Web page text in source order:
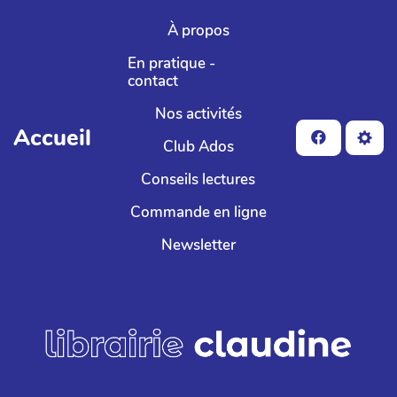
Aller au contenu principal
Accueil
À propos
En pratique -
contact
Nos activités
Club Ados
Conseils lectures
Commande en ligne
Newsletter